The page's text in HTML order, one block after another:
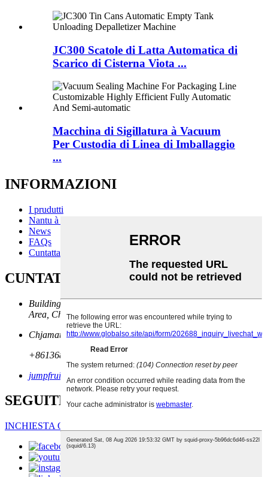
JC300 Scatole di Latta Automatica di
Scarico di Cisterna Viota ...
Macchina di Sigillatura à Vacuum
Per Custodia di Linea di Imballaggio
...
INFORMAZIONI
I prudutti
Nantu à noi
News
FAQs
Cuntatta ci
CUNTATTA CI
Building 3, No 1558, Pingzhuang East Road, Lingang New
Area, China (Shanghai) Pilot Free Trade Zone
Chjamateci avà:
+8613681836263
jumpfruits@163.com
SEGUITECI
INCHIESTA ORA